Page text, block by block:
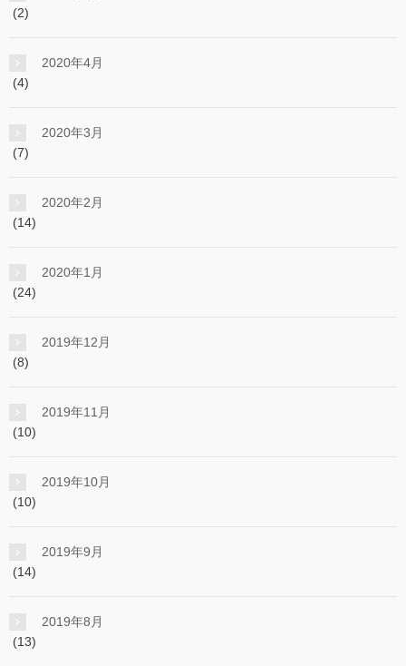
(2)
2020年4月
(4)
2020年3月
(7)
2020年2月
(14)
2020年1月
(24)
2019年12月
(8)
2019年11月
(10)
2019年10月
(10)
2019年9月
(14)
2019年8月
(13)